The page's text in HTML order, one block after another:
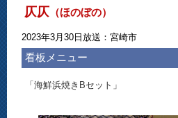
仄仄 （ほのぼの）
2023年3月30日放送：宮崎市
看板メニュー
「海鮮浜焼きBセット」